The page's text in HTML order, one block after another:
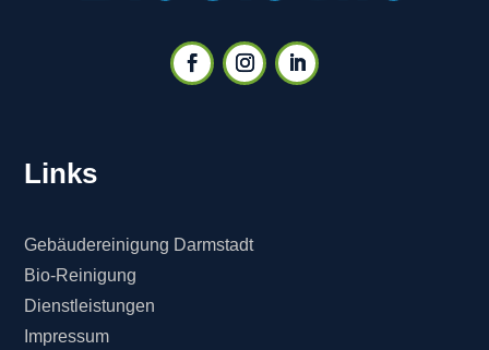
Links
Gebäudereinigung Darmstadt
Bio-Reinigung
Dienstleistungen
Impressum